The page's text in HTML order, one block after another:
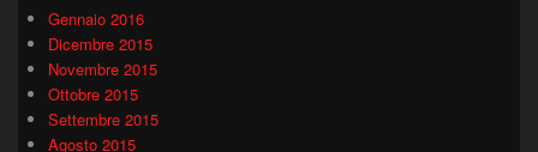
Gennaio 2016
Dicembre 2015
Novembre 2015
Ottobre 2015
Settembre 2015
Agosto 2015